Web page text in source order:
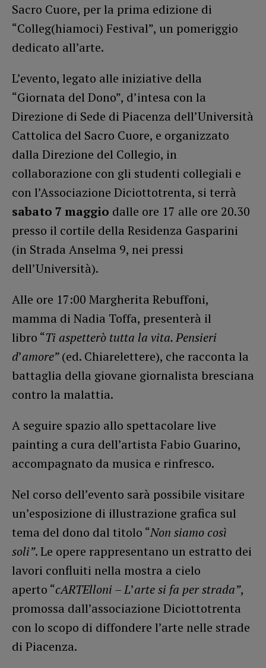
Sacro Cuore, per la prima edizione di
“Colleg(hiamoci) Festival”, un pomeriggio
dedicato all’arte.
L’evento, legato alle iniziative della
“Giornata del Dono”, d’intesa con la
Direzione di Sede di Piacenza dell’Università
Cattolica del Sacro Cuore, e organizzato
dalla Direzione del Collegio, in
collaborazione con gli studenti collegiali e
con l’Associazione Diciottotrenta, si terrà
sabato 7 maggio dalle ore 17 alle ore 20.30
presso il cortile della Residenza Gasparini
(in Strada Anselma 9, nei pressi
dell’Università).
Alle ore 17:00 Margherita Rebuffoni,
mamma di Nadia Toffa, presenterà il
libro “Ti aspetterò tutta la vita. Pensieri
d’amore”(ed. Chiarelettere), che racconta la
battaglia della giovane giornalista bresciana
contro la malattia.
A seguire spazio allo spettacolare live
painting a cura dell’artista Fabio Guarino,
accompagnato da musica e rinfresco.
Nel corso dell’evento sarà possibile visitare
un’esposizione di illustrazione grafica sul
tema del dono dal titolo “Non siamo così
soli”. Le opere rappresentano un estratto dei
lavori confluiti nella mostra a cielo
aperto “cARTElloni – L’arte si fa per strada”,
promossa dall’associazione Diciottotrenta
con lo scopo di diffondere l’arte nelle strade
di Piacenza.